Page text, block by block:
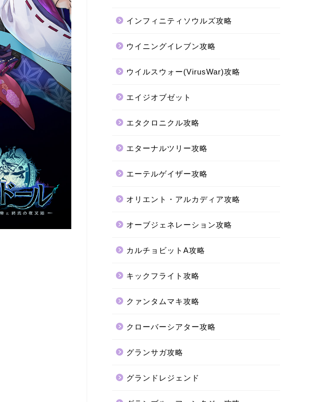
インフィニティソウルズ攻略
ウイニングイレブン攻略
ウイルスウォー(VirusWar)攻略
エイジオブゼット
エタクロニクル攻略
エターナルツリー攻略
エーテルゲイザー攻略
オリエント・アルカディア攻略
オーブジェネレーション攻略
カルチョビットA攻略
キックフライト攻略
クァンタムマキ攻略
クローバーシアター攻略
グランサガ攻略
グランドレジェンド